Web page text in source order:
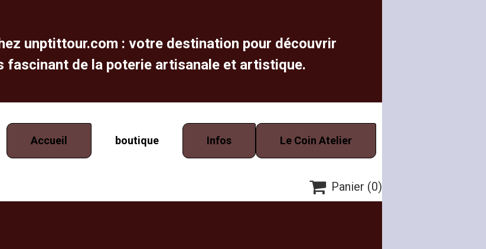
unptittour.com : votre destination pour découvrir
fascinant de la poterie artisanale et artistique.
Accueil boutique Infos Le Coin Atelier
 Panier (0)